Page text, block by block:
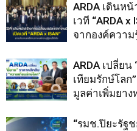
ARDA เดินห
เวที “ARDA
จากองค์ความ
ARDA เปลี่ยน
เทียมรักษ์โล
มูลค่าเพิ่มยาง
“รมช.ปิยะรัฐช